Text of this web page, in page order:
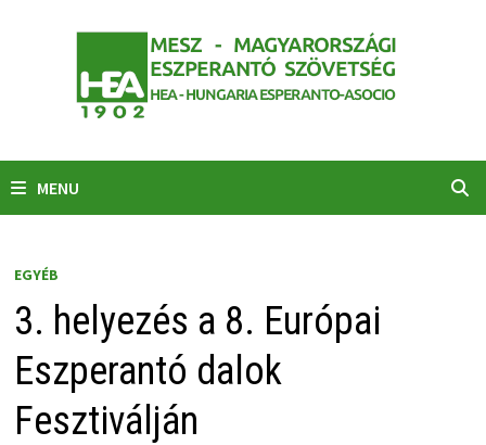
MENU
EGYÉB
3. helyezés a 8. Európai
Eszperantó dalok
Fesztiválján